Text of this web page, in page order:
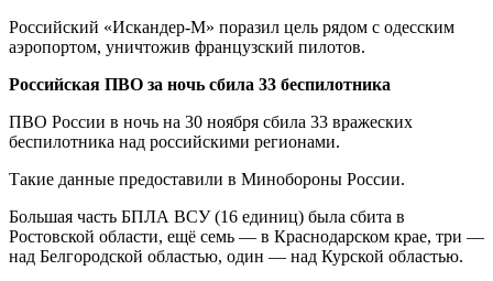
Российский «Искандер-М» поразил цель рядом с одесским
аэропортом, уничтожив французский пилотов.
Российская ПВО за ночь сбила 33 беспилотника
ПВО России в ночь на 30 ноября сбила 33 вражеских
беспилотника над российскими регионами.
Такие данные предоставили в Минобороны России.
Большая часть БПЛА ВСУ (16 единиц) была сбита в
Ростовской области, ещё семь — в Краснодарском крае, три —
над Белгородской областью, один — над Курской областью.